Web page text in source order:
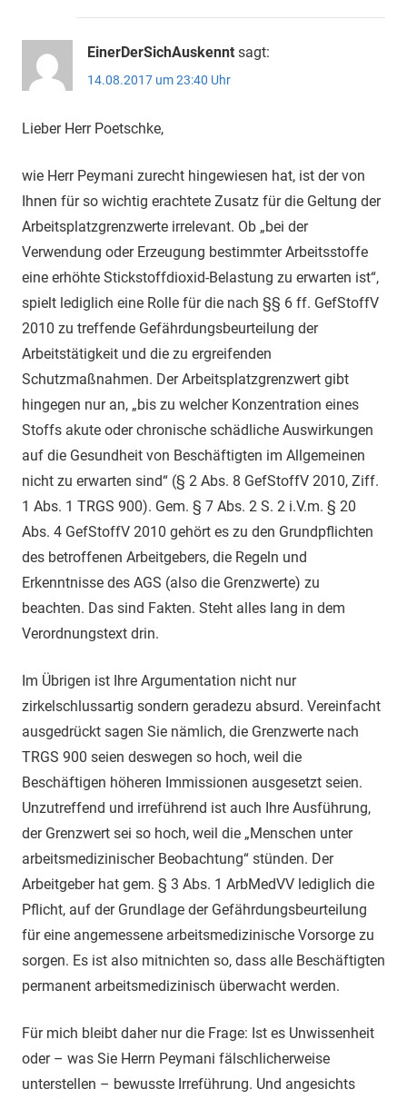
EinerDerSichAuskennt sagt:
14.08.2017 um 23:40 Uhr
Lieber Herr Poetschke,
wie Herr Peymani zurecht hingewiesen hat, ist der von
Ihnen für so wichtig erachtete Zusatz für die Geltung der
Arbeitsplatzgrenzwerte irrelevant. Ob „bei der
Verwendung oder Erzeugung bestimmter Arbeitsstoffe
eine erhöhte Stickstoffdioxid-Belastung zu erwarten ist“,
spielt lediglich eine Rolle für die nach §§ 6 ff. GefStoffV
2010 zu treffende Gefährdungsbeurteilung der
Arbeitstätigkeit und die zu ergreifenden
Schutzmaßnahmen. Der Arbeitsplatzgrenzwert gibt
hingegen nur an, „bis zu welcher Konzentration eines
Stoffs akute oder chronische schädliche Auswirkungen
auf die Gesundheit von Beschäftigten im Allgemeinen
nicht zu erwarten sind“ (§ 2 Abs. 8 GefStoffV 2010, Ziff.
1 Abs. 1 TRGS 900). Gem. § 7 Abs. 2 S. 2 i.V.m. § 20
Abs. 4 GefStoffV 2010 gehört es zu den Grundpflichten
des betroffenen Arbeitgebers, die Regeln und
Erkenntnisse des AGS (also die Grenzwerte) zu
beachten. Das sind Fakten. Steht alles lang in dem
Verordnungstext drin.
Im Übrigen ist Ihre Argumentation nicht nur
zirkelschlussartig sondern geradezu absurd. Vereinfacht
ausgedrückt sagen Sie nämlich, die Grenzwerte nach
TRGS 900 seien deswegen so hoch, weil die
Beschäftigen höheren Immissionen ausgesetzt seien.
Unzutreffend und irreführend ist auch Ihre Ausführung,
der Grenzwert sei so hoch, weil die „Menschen unter
arbeitsmedizinischer Beobachtung“ stünden. Der
Arbeitgeber hat gem. § 3 Abs. 1 ArbMedVV lediglich die
Pflicht, auf der Grundlage der Gefährdungsbeurteilung
für eine angemessene arbeitsmedizinische Vorsorge zu
sorgen. Es ist also mitnichten so, dass alle Beschäftigten
permanent arbeitsmedizinisch überwacht werden.
Für mich bleibt daher nur die Frage: Ist es Unwissenheit
oder – was Sie Herrn Peymani fälschlicherweise
unterstellen – bewusste Irreführung. Und angesichts